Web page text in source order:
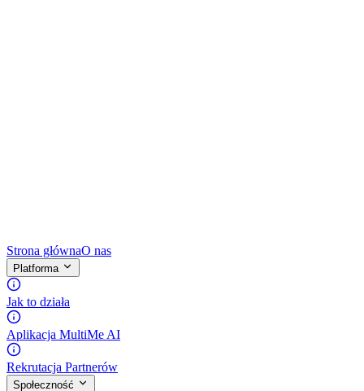
Strona głównaO nas
Platforma
Jak to działa
Aplikacja MultiMe AI
Rekrutacja Partnerów
Społeczność